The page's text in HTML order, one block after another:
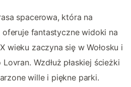
spacerowa, która na
oferuje fantastyczne widoki na
wieku zaczyna się w Wołosku i
Wzdłuż płaskiej ścieżki
wille i piękne parki.